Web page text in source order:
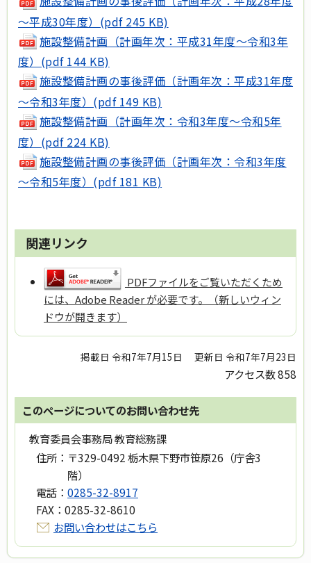
～平成30年度）(pdf 245 KB)
施設整備計画（計画年次：平成31年度～令和3年
度）(pdf 144 KB)
施設整備計画の事後評価（計画年次：平成31年度
～令和3年度）(pdf 149 KB)
施設整備計画（計画年次：令和3年度～令和5年
度）(pdf 224 KB)
施設整備計画の事後評価（計画年次：令和3年度
～令和5年度）(pdf 181 KB)
関連リンク
PDFファイルをご覧いただくため
には、Adobe Reader が必要です。（新しいウィン
ドウが開きます）
掲載日 令和7年7月15日 更新日 令和7年7月23日
アクセス数858
このページについてのお問い合わせ先
教育委員会事務局 教育総務課
住所： 〒329-0492 栃木県下野市笹原26（庁舎3
階）
電話： 0285-32-8917
FAX： 0285-32-8610
お問い合わせはこちら